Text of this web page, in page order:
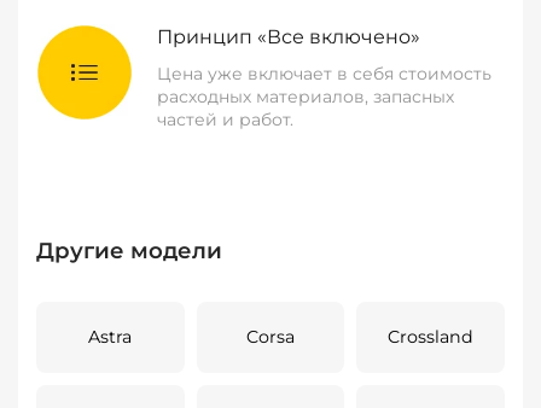
Принцип «Все включено»
Цена уже включает в себя стоимость
расходных материалов, запасных
частей и работ.
Другие модели
Astra Corsa Crossland